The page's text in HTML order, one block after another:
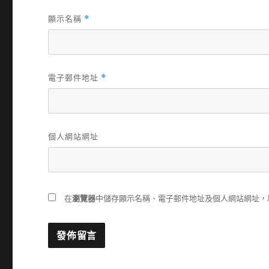
顯示名稱 *
電子郵件地址 *
個人網站網址
在瀏覽器中儲存顯示名稱、電子郵件地址及個人網站網址